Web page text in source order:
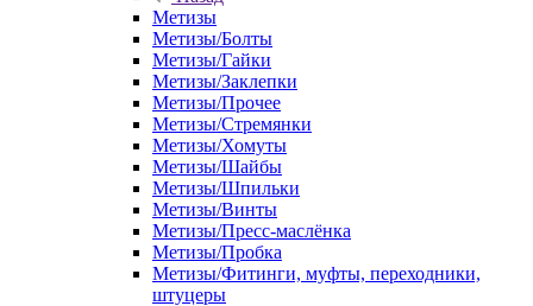
Метизы
Метизы/Болты
Метизы/Гайки
Метизы/Заклепки
Метизы/Прочее
Метизы/Стремянки
Метизы/Хомуты
Метизы/Шайбы
Метизы/Шпильки
Метизы/Винты
Метизы/Пресс-маслёнка
Метизы/Пробка
Метизы/Фитинги, муфты, переходники,
штуцеры